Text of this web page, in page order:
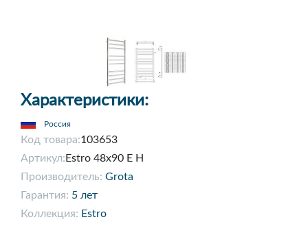
Характеристики:
Россия
Код товара:103653
Артикул: Estro 48x90 E H
Производитель: Grota
Гарантия: 5 лет
Коллекция: Estro